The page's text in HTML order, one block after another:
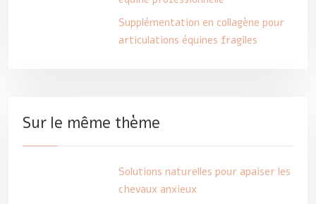
Supplémentation en collagène pour
articulations équines fragiles
Sur le même thème
Solutions naturelles pour apaiser les
chevaux anxieux